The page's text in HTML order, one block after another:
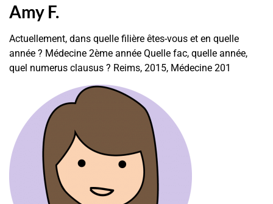
Amy F.
Actuellement, dans quelle filière êtes-vous et en quelle
année ? Médecine 2ème année Quelle fac, quelle année,
quel numerus clausus ? Reims, 2015, Médecine 201